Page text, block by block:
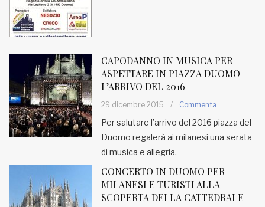
CAPODANNO IN MUSICA PER
ASPETTARE IN PIAZZA DUOMO
L’ARRIVO DEL 2016
29 dicembre 2015 / Commenta
Per salutare l’arrivo del 2016 piazza del
Duomo regalerà ai milanesi una serata
di musica e allegria.
CONCERTO IN DUOMO PER
MILANESI E TURISTI ALLA
SCOPERTA DELLA CATTEDRALE